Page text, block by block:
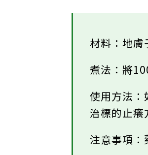
材料：地膚
煮法：將
使用方法
治標的止癢
注意事項：